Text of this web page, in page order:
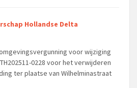
Hollandse Delta
voor wijziging
0228 voor het verwijderen
ter plaatse van Wilhelminastraat